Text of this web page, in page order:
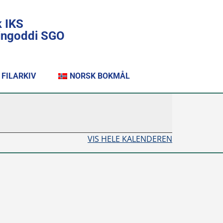
IKS
SGO
FILARKIV NORSK BOKMÅL
VIS HELE KALENDEREN